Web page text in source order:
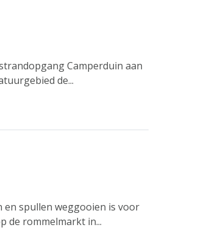
Camperduin aan
de...
en spullen weggooien is voor
de rommelmarkt in...